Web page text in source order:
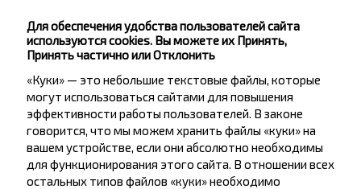
Не пропусти специальные акции, скидки и
другие интересные предложения INFOBUS.
Подпишись на получение новостей и
путешествуй с нами дешевле!
Для обеспечения удобства пользователей сайта
используются cookies. Вы можете их Принять,
Принять частично или Отклонить
«Куки» — это небольшие текстовые файлы, которые
могут использоваться сайтами для повышения
эффективности работы пользователей. В законе
говорится, что мы можем хранить файлы «куки» на
вашем устройстве, если они абсолютно необходимы
для функционирования этого сайта. В отношении всех
остальных типов файлов «куки» необходимо